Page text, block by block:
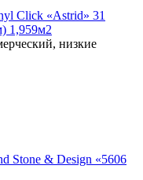
Click «Astrid» 31
1,959м2
низкие